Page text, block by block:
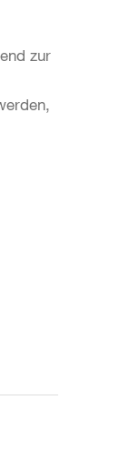
zur